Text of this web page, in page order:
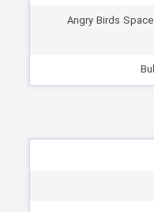
دانلود بازی پرندگان خشمگین در فضا Angry Birds Space